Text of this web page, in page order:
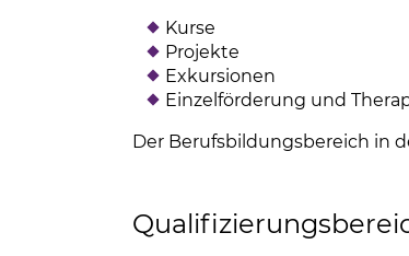
Kurse
Projekte
Exkursionen
Einzelförderung und
Der Berufsbildungsbereich in